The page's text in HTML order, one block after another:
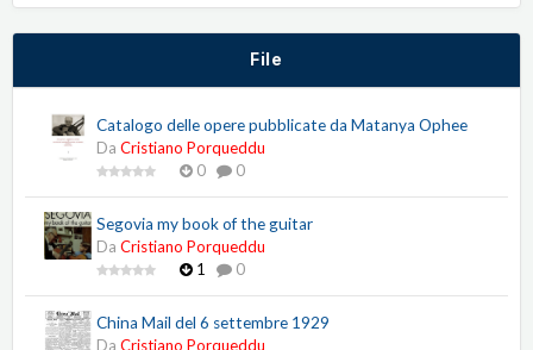
File
Catalogo delle opere pubblicate da Matanya Ophee
Da Cristiano Porqueddu
0
0
Segovia my book of the guitar
Da Cristiano Porqueddu
1
0
China Mail del 6 settembre 1929
Da Cristiano Porqueddu